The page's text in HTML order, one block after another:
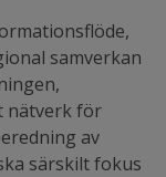
samverkan
nätverk för
av
särskilt fokus